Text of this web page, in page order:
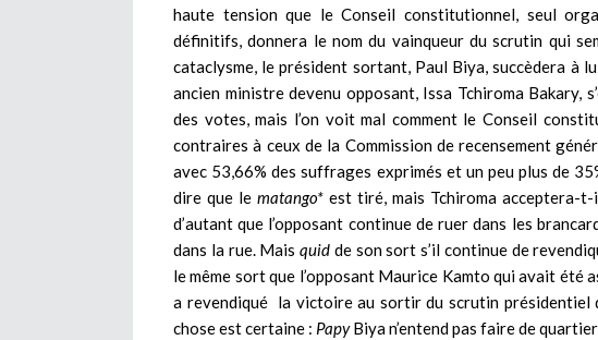
haute tension que le Conseil constitutionnel, seul
définitifs, donnera le nom du vainqueur du scrutin qui
cataclysme, le président sortant, Paul Biya, succèdera à
ancien ministre devenu opposant, Issa Tchiroma Bakary,
des votes, mais l’on voit mal comment le Conseil
contraires à ceux de la Commission de recensement
avec 53,66% des suffrages exprimés et un peu plus de
dire que lematango* est tiré, mais Tchiroma acceptera-t-
d’autant que l’opposant continue de ruer dans les
dans la rue. Mais quid de son sort s’il continue de
le même sort que l’opposant Maurice Kamto qui avait été
a revendiqué la victoire au sortir du scrutin présidentiel
chose est certaine : PapyBiya n’entend pas faire de